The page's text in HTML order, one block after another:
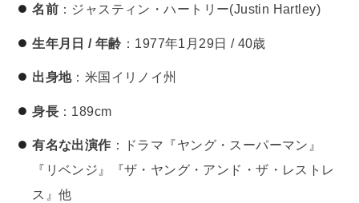
名前：ジャスティン・ハートリー(Justin Hartley)
生年月日 / 年齢 ：1977年1月29日 / 40歳
出身地：米国イリノイ州
身長：189cm
有名な出演作 ：ドラマ『ヤング・スーパーマン』
『リベンジ』『ザ・ヤング・アンド・ザ・レストレ
ス』他